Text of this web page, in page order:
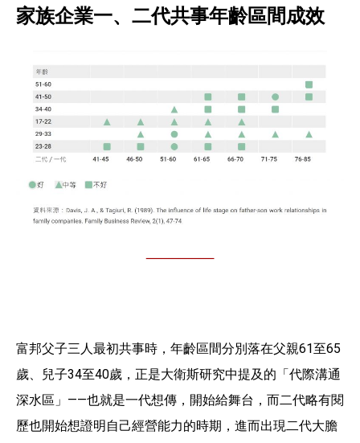
家族企業一、二代共事年齡區間成效
富邦父子三人最初共事時，年齡區間分別落在父親61至65
歲、兒子34至40歲，正是大衛斯研究中提及的「代際溝通
深水區」——也就是一代想傳，開始給舞台，而二代略有閱
歷也開始想證明自己經營能力的時期，進而出現二代大膽